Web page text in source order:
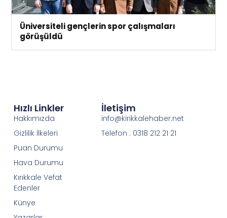
Üniversiteli gençlerin spor çalışmaları
görüşüldü
Hızlı Linkler
Hakkımızda
Gizlilik İlkeleri
Puan Durumu
Hava Durumu
Kırıkkale Vefat
Edenler
Künye
İletişim
info@kirikkalehaber.net
Telefon : 0318 212 21 21